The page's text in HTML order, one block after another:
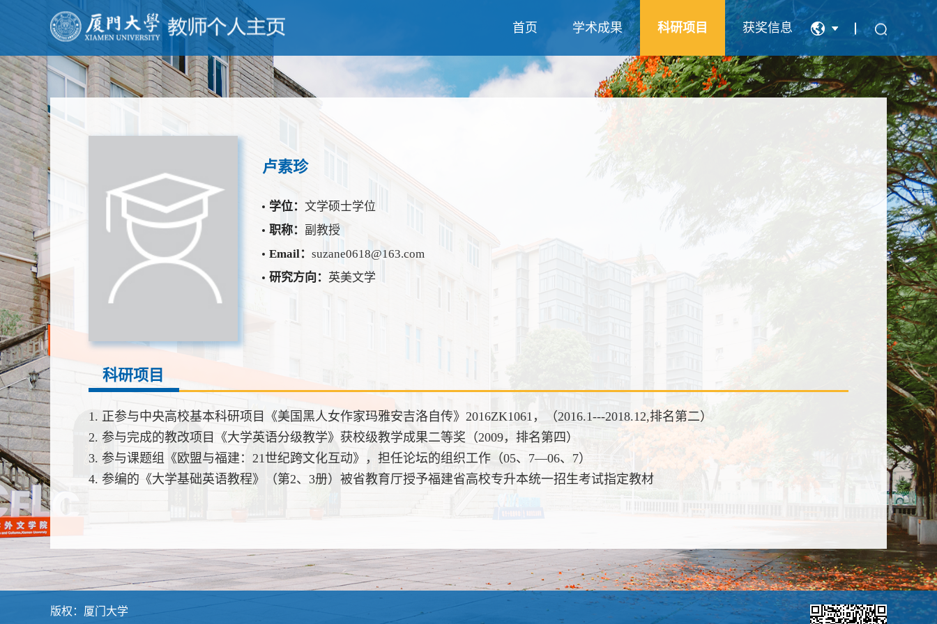
首页 学术成果 科研项目 获奖信息
中文
English
卢素珍
学位： 文学硕士学位
职称： 副教授
Email： suzane0618@163.com
研究方向： 英美文学
科研项目
1. 正参与中央高校基本科研项目《美国黑人女作家玛雅安吉洛自传》2016ZK1061，（2016.1---2018.12,排名第二）
2. 参与完成的教改项目《大学英语分级教学》获校级教学成果二等奖（2009，排名第四）
3. 参与课题组《欧盟与福建：21世纪跨文化互动》，担任论坛的组织工作（05、7―06、7）
4. 参编的《大学基础英语教程》（第2、3册）被省教育厅授予福建省高校专升本统一招生考试指定教材
版权：厦门大学